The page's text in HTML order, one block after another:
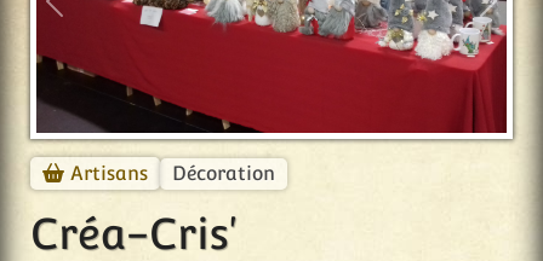
Précédent
Artisans Décoration
Créa-Cris'